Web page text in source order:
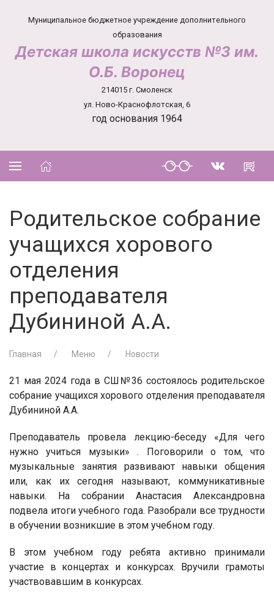
Муниципальное бюджетное учреждение дополнительного
образования
Детская школа искусств №3 им.
О.Б. Воронец
214015 г. Смоленск
ул. Ново-Краснофлотская, 6
год основания 1964
Родительское собрание
учащихся хорового
отделения
преподавателя
Дубининой А.А.
Главная Меню Новости
21 мая 2024 года в СШ№36 состоялось родительское
собрание учащихся хорового отделения преподавателя
Дубининой А.А.
Преподаватель провела лекцию-беседу «Для чего
нужно учиться музыки» . Поговорили о том, что
музыкальные занятия развивают навыки общения
или, как их сегодня называют, коммуникативные
навыки. На собрании Анастасия Александровна
подвела итоги учебного года. Разобрали все трудности
в обучении возникшие в этом учебном году.
В этом учебном году ребята активно принимали
участие в концертах и конкурсах. Вручили грамоты
участвовавшим в конкурсах.